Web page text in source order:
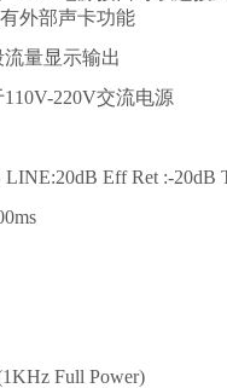
外部声卡功能
量显示输出
220V交流电源
Eff Ret :-20dB
Full Power)